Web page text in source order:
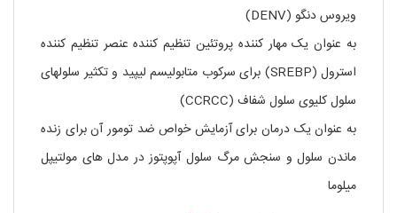
ویروس دنگو (DENV)
به عنوان یک مهار کننده پروتئین تنظیم کننده عنصر تنظیم کننده
استرول (SREBP) برای سرکوب متابولیسم لیپید و تکثیر سلولهای
سلول کلیوی سلول شفاف (CCRCC)
به عنوان یک درمان برای آزمایش خواص ضد تومور آن برای زنده
ماندن سلول و سنجش مرگ سلول آپوپتوز در مدل های مولتیپل
میلوما